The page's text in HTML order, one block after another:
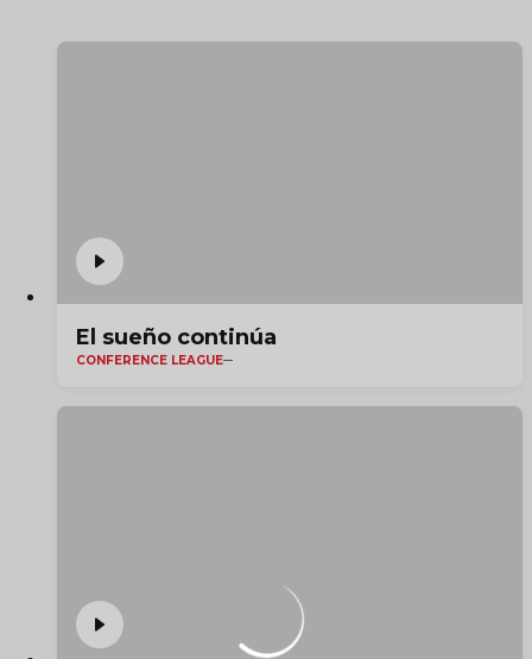
El sueño continúa
CONFERENCE LEAGUE